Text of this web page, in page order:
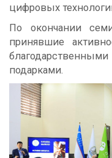
цифровых
По окончании
принявшие
подарками.